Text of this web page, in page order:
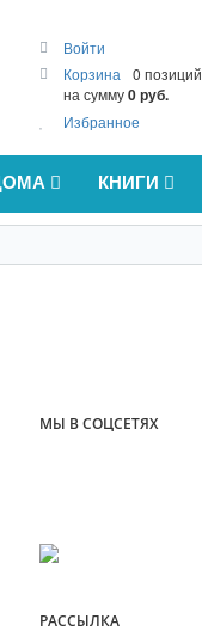
Войти
Корзина
0 позиций
на сумму0 руб.
Избранное
КНИГИ
МЫ В СОЦСЕТЯХ
РАССЫЛКА